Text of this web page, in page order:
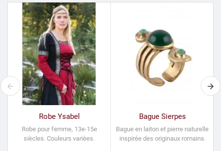
Robe Ysabel
Robe pour femme, 13e-15e
siècles. Couleurs varièes.
Bague Sierpes
Bague en laiton et pierre naturelle
inspirée des originaux romains.